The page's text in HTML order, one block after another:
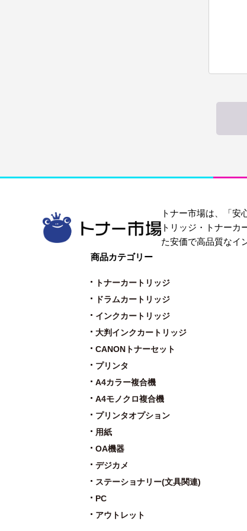
トナー市場は、「安
トリッジ・トナーカ
た安価で高品質なイ
商品カテゴリー
トナーカートリッジ
ドラムカートリッジ
インクカートリッジ
大判インクカートリッジ
CANONトナーセット
プリンタ
A4カラー複合機
A4モノクロ複合機
プリンタオプション
用紙
OA機器
デジカメ
ステーショナリー(文具関連)
PC
アウトレット